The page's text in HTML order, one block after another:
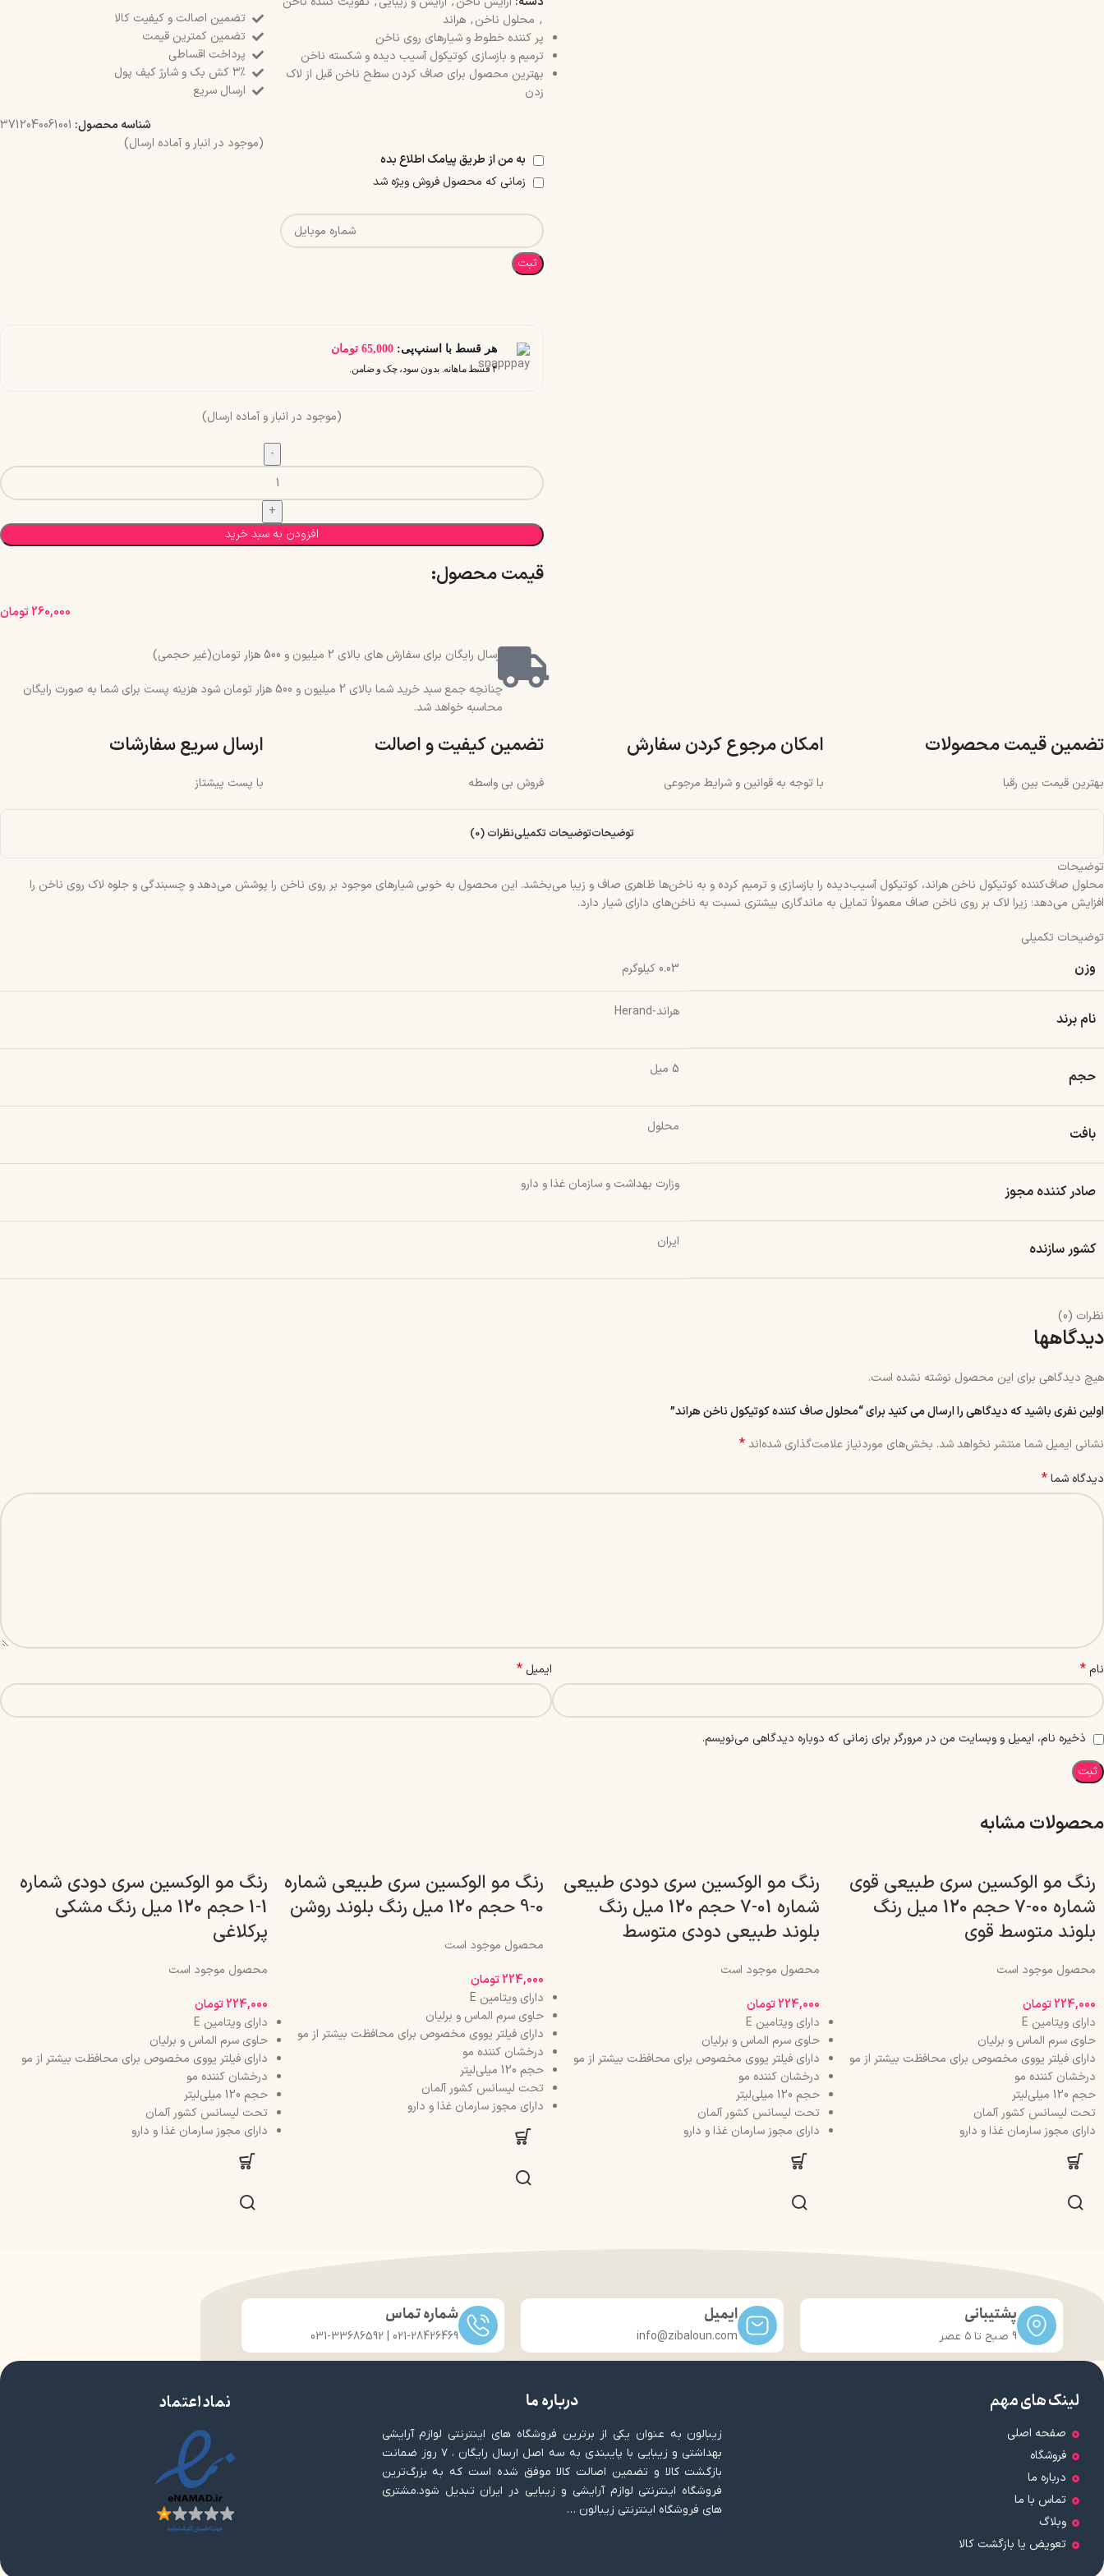
, محلول ناخن, هراند
پر کننده خطوط و شیارهای روی ناخن
ترمیم و بازسازی کوتیکول آسیب دیده و شکسته ناخن
بهترین محصول برای صاف کردن سطح ناخن قبل از لاک
زدن
به من از طریق پیامک اطلاع بده
زمانی که محصول فروش ویژه شد
ثبت
تضمین اصالت و کیفیت کالا
تضمین کمترین قیمت
پرداخت اقساطی
۳٪ کش بک و شارژ کیف پول
ارسال سریع
شناسه محصول: 3712040061001
(موجود در انبار و آماده ارسال)
هر قسط با اسنپ‌پی: 65,000 تومان
۴ قسط ماهانه. بدون سود، چک و ضامن.
(موجود در انبار و آماده ارسال)
افزودن به سبد خرید
قیمت محصول:​
260,000تومان
ارسال رایگان برای سفارش های بالای 2 میلیون و 500 هزار تومان(غیر حجمی)
چنانچه جمع سبد خرید شما بالای 2 میلیون و 500 هزار تومان شود هزینه پست برای شما به صورت رایگان
محاسبه خواهد شد.
تضمین قیمت محصولات
بهترین قیمت بین رقبا
امکان مرجوع کردن سفارش
با توجه به قوانین و شرایط مرجوعی
تضمین کیفیت و اصالت
فروش بی واسطه
ارسال سریع سفارشات
با پست پیشتاز
توضیحاتتوضیحات تکمیلینظرات (0)
توضیحات
محلول صاف‌کننده کوتیکول ناخن هراند، کوتیکول آسیب‌دیده را بازسازی و ترمیم کرده و به ناخن‌ها ظاهری صاف و زیبا می‌بخشد. این محصول به خوبی شیارهای موجود بر روی ناخن را پوشش می‌دهد و چسبندگی و جلوه لاک روی ناخن را
افزایش می‌دهد؛ زیرا لاک بر روی ناخن صاف معمولاً تمایل به ماندگاری بیشتری نسبت به ناخن‌های دارای شیار دارد.
توضیحات تکمیلی
وزن 0.03 کیلوگرم
نام برند هراند-Herand
حجم 5 میل
بافت محلول
صادر کننده مجوز وزارت بهداشت و سازمان غذا و دارو
کشور سازنده ایران
نظرات (0)
دیدگاهها
هیچ دیدگاهی برای این محصول نوشته نشده است.
اولین نفری باشید که دیدگاهی را ارسال می کنید برای “محلول صاف کننده کوتیکول ناخن هراند”
نشانی ایمیل شما منتشر نخواهد شد. بخش‌های موردنیاز علامت‌گذاری شده‌اند*
دیدگاه شما*
نام* ایمیل *
ذخیره نام، ایمیل و وبسایت من در مرورگر برای زمانی که دوباره دیدگاهی می‌نویسم.
محصولات مشابه
رنگ مو الوکسین سری طبیعی قوی
شماره 00-7 حجم 120 میل رنگ
بلوند متوسط قوی
محصول موجود است
224,000تومان
دارای ویتامین E
حاوی سرم الماس و برلیان
دارای فیلتر یووی مخصوص برای محافظت بیشتر از مو
درخشان کننده مو
حجم 120 میلی‌لیتر
تحت لیسانس کشور آلمان
دارای مجوز سارمان غذا و دارو
رنگ مو الوکسین سری دودی طبیعی
شماره 01-7 حجم 120 میل رنگ
بلوند طبیعی دودی متوسط
محصول موجود است
224,000تومان
دارای ویتامین E
حاوی سرم الماس و برلیان
دارای فیلتر یووی مخصوص برای محافظت بیشتر از مو
درخشان کننده مو
حجم 120 میلی‌لیتر
تحت لیسانس کشور آلمان
دارای مجوز سارمان غذا و دارو
رنگ مو الوکسین سری طبیعی شماره
0-9 حجم 120 میل رنگ بلوند روشن
محصول موجود است
224,000تومان
دارای ویتامین E
حاوی سرم الماس و برلیان
دارای فیلتر یووی مخصوص برای محافظت بیشتر از مو
درخشان کننده مو
حجم 120 میلی‌لیتر
تحت لیسانس کشور آلمان
دارای مجوز سارمان غذا و دارو
رنگ مو الوکسین سری دودی شماره
1-1 حجم 120 میل رنگ مشکی
پرکلاغی
محصول موجود است
224,000تومان
دارای ویتامین E
حاوی سرم الماس و برلیان
دارای فیلتر یووی مخصوص برای محافظت بیشتر از مو
درخشان کننده مو
حجم 120 میلی‌لیتر
تحت لیسانس کشور آلمان
دارای مجوز سارمان غذا و دارو
پشتیبانی
9 صبح تا ۵ عصر
ایمیل
info@zibaloun.com
شماره تماس
021-28426469 | 031-33686592
لینک های مهم
صفحه اصلی
فروشگاه
درباره ما
تماس با ما
وبلاگ
تعویض یا بازگشت کالا
درباره ما
زیبالون به عنوان یکی از برترین فروشگاه های اینترنتی لوازم آرایشی
بهداشتی و زیبایی با پایبندی به سه اصل ارسال رایگان ، ۷ روز ضمانت
بازگشت کالا و تضمین اصالت کالا موفق شده است که به بزرگ‌ترین
فروشگاه اینترنتی لوازم آرایشی و زیبایی در ایران تبدیل شود.مشتری
های فروشگاه اینترنتی زیبالون …
نماد اعتماد